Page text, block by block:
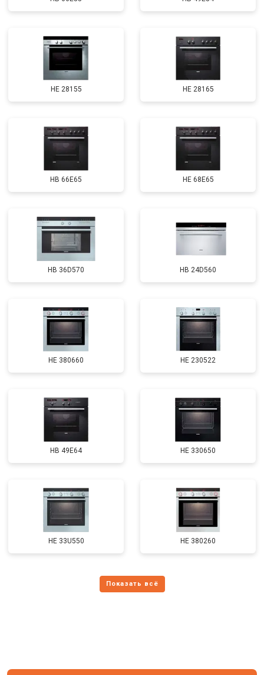
HE 28155 HE 28165
HB 66E65 HE 68E65
HB 36D570 HB 24D560
HE 380660 HE 230522
HB 49E64 HE 330650
HE 33U550 HE 380260